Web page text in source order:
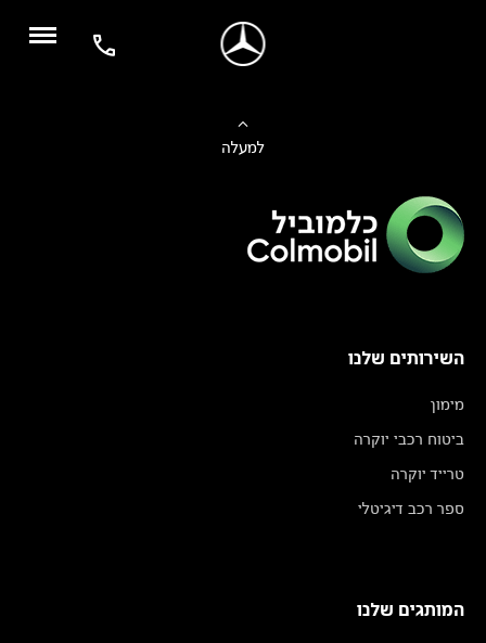
למעלה
השירותים שלנו
מימון
ביטוח רכבי יוקרה
טרייד יוקרה
ספר רכב דיגיטלי
המותגים שלנו